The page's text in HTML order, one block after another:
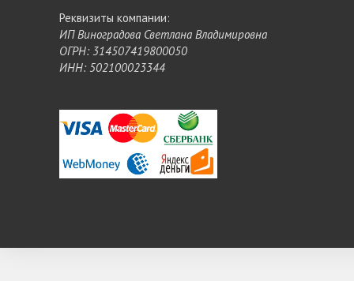
Реквизиты компании:
ИП Виноградова Светлана Владимировна
ОГРН: 314507419800050
ИНН: 502100023344